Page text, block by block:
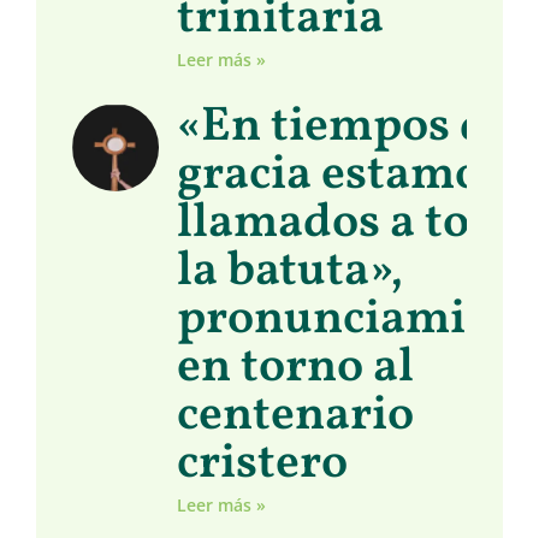
trinitaria
Leer más »
«En tiempos de
gracia estamos
llamados a
la batuta»,
en torno al
centenario
cristero
Leer más »